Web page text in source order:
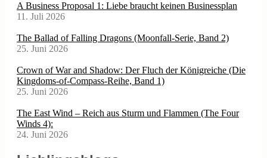
A Business Proposal 1: Liebe braucht keinen Businessplan
11. Juli 2026
The Ballad of Falling Dragons (Moonfall-Serie, Band 2)
25. Juni 2026
Crown of War and Shadow: Der Fluch der Königreiche (Die
Kingdoms-of-Compass-Reihe, Band 1)
25. Juni 2026
The East Wind – Reich aus Sturm und Flammen (The Four
Winds 4):
24. Juni 2026